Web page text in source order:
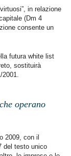
in relazione
(Dm 4
consente un
futura white list
sostituirà
operano
2009, con il
del testo unico